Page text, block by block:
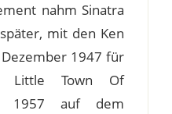
nahm Sinatra
mit den Ken
1947 für
Little Town Of
1957 auf dem